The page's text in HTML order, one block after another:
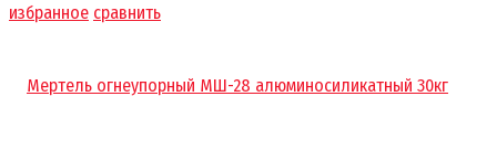
избранное сравнить